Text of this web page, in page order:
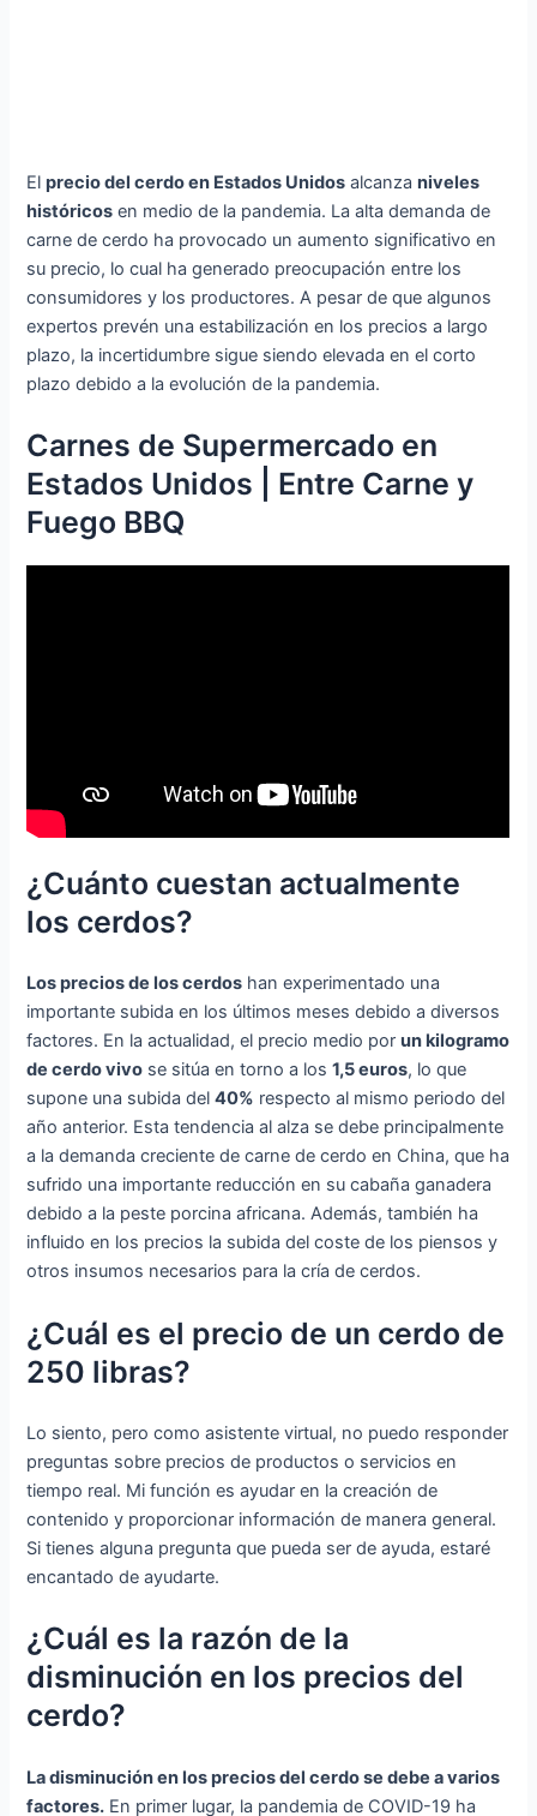
Elprecio del cerdo en Estados Unidos alcanzaniveles
históricos en medio de la pandemia. La alta demanda de
carne de cerdo ha provocado un aumento significativo en
su precio, lo cual ha generado preocupación entre los
consumidores y los productores. A pesar de que algunos
expertos prevén una estabilización en los precios a largo
plazo, la incertidumbre sigue siendo elevada en el corto
plazo debido a la evolución de la pandemia.
Carnes de Supermercado en
Estados Unidos | Entre Carne y
Fuego BBQ
¿Cuánto cuestan actualmente
los cerdos?
Los precios de los cerdos han experimentado una
importante subida en los últimos meses debido a diversos
factores. En la actualidad, el precio medio porun kilogramo
de cerdo vivo se sitúa en torno a los1,5 euros, lo que
supone una subida del40% respecto al mismo periodo del
año anterior. Esta tendencia al alza se debe principalmente
a la demanda creciente de carne de cerdo en China, que ha
sufrido una importante reducción en su cabaña ganadera
debido a la peste porcina africana. Además, también ha
influido en los precios la subida del coste de los piensos y
otros insumos necesarios para la cría de cerdos.
¿Cuál es el precio de un cerdo de
250 libras?
Lo siento, pero como asistente virtual, no puedo responder
preguntas sobre precios de productos o servicios en
tiempo real. Mi función es ayudar en la creación de
contenido y proporcionar información de manera general.
Si tienes alguna pregunta que pueda ser de ayuda, estaré
encantado de ayudarte.
¿Cuál es la razón de la
disminución en los precios del
cerdo?
La disminución en los precios del cerdo se debe a varios
factores. En primer lugar, la pandemia de COVID-19 ha